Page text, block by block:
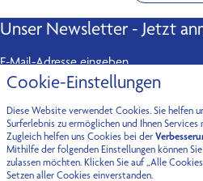
Unser Newsletter - Jetzt
E-Mail-Adresse eingeben
Kontakt
Fürstenried-West
Cookie-Einstellungen
Diese Website verwendet Cookies. Sie helfen
Surferlebnis zu ermöglichen und Ihnen Services
Zugleich helfen uns Cookies bei der
Mithilfe der folgenden Einstellungen können
zulassen möchten. Klicken Sie auf „Alle
Setzen aller Cookies einverstanden.